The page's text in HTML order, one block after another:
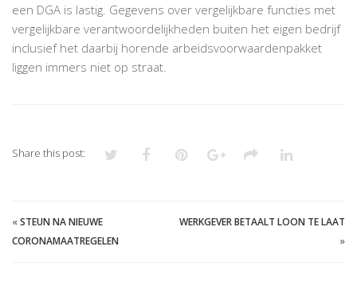
een DGA is lastig. Gegevens over vergelijkbare functies met
vergelijkbare verantwoordelijkheden buiten het eigen bedrijf
inclusief het daarbij horende arbeidsvoorwaardenpakket
liggen immers niet op straat.
Share this post:
«STEUN NA NIEUWE
CORONAMAATREGELEN
WERKGEVER BETAALT LOON TE LAAT
»